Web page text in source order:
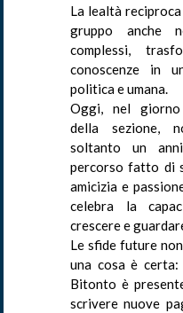
La lealtà
gruppo anche
complessi,
conoscenze in
politica e umana.
Oggi, nel giorno
della sezione,
soltanto un
percorso fatto di
amicizia e
celebra la
crescere e
Le sfide future
una cosa è
Bitonto è
scrivere nuove